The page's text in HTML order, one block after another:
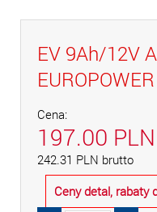
EV 9Ah/12V
EUROPOWER
Cena:
197.00 PLN
242.31 PLN brutto
Ceny detal, rabaty